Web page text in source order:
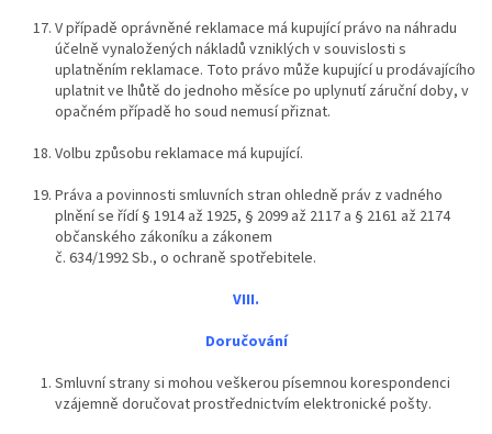
V případě oprávněné reklamace má kupující právo na náhradu
účelně vynaložených nákladů vzniklých v souvislosti s
uplatněním reklamace. Toto právo může kupující u prodávajícího
uplatnit ve lhůtě do jednoho měsíce po uplynutí záruční doby, v
opačném případě ho soud nemusí přiznat.
Volbu způsobu reklamace má kupující.
Práva a povinnosti smluvních stran ohledně práv z vadného
plnění se řídí § 1914 až 1925, § 2099 až 2117 a § 2161 až 2174
občanského zákoníku a zákonem
č. 634/1992 Sb., o ochraně spotřebitele.
VIII.
Doručování
Smluvní strany si mohou veškerou písemnou korespondenci
vzájemně doručovat prostřednictvím elektronické pošty.